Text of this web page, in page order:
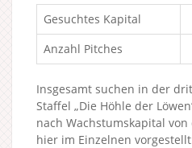
Gesuchtes Kapital
Anzahl Pitches
Insgesamt suchen in der
Staffel „Die Höhle der
nach Wachstumskapital
hier im Einzelnen